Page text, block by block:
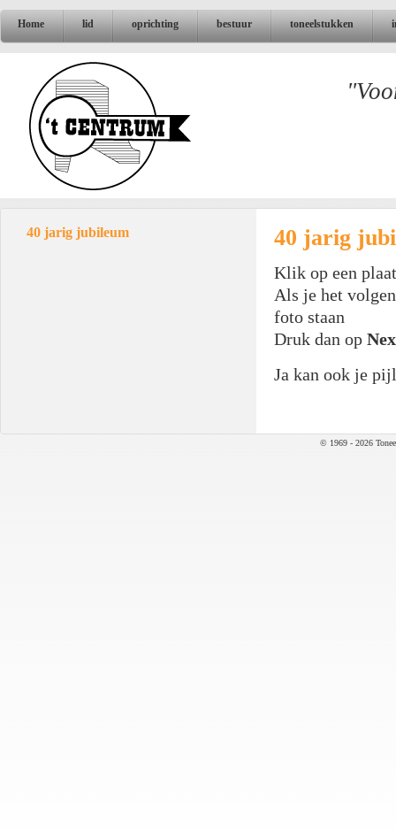
Home lid oprichting bestuur toneelstukken
40 jarig jubileum 40 jarig
Klik op een
Als je het
foto staan
Druk dan op
Ja kan ook je
© 1969 - 2026